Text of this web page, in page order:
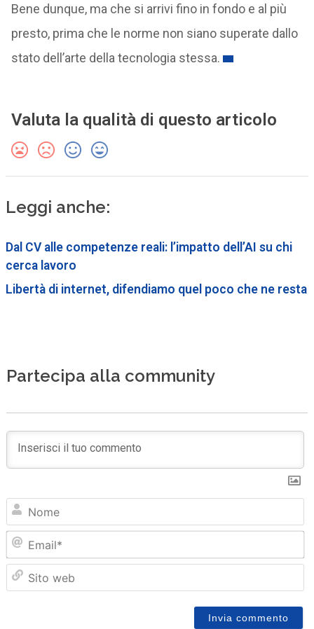
Bene dunque, ma che si arrivi fino in fondo e al più
presto, prima che le norme non siano superate dallo
stato dell’arte della tecnologia stessa.
Valuta la qualità di questo articolo
Leggi anche:
Dal CV alle competenze reali: l’impatto dell’AI su chi
cerca lavoro
Libertà di internet, difendiamo quel poco che ne resta
Partecipa alla community